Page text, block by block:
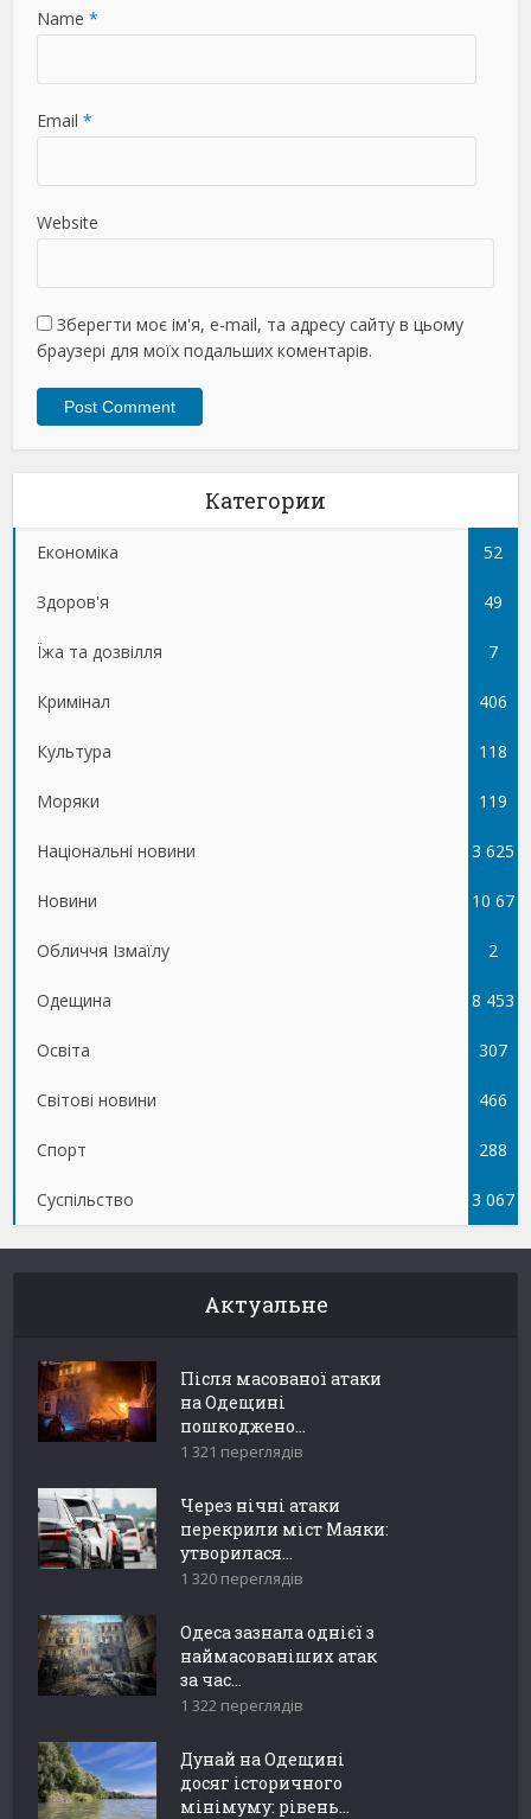
Name *
Email *
Website
Зберегти моє ім'я, e-mail, та адресу сайту в цьому
браузері для моїх подальших коментарів.
Категории
Економіка 52
Здоров'я 49
Їжа та дозвілля 7
Кримінал 406
Культура 118
Моряки 119
Національні новини 3 625
Новини 10 67
5
Обличчя Ізмаїлу 2
Одещина 8 453
Освіта 307
Світові новини 466
Спорт 288
Суспільство 3 067
Актуальне
Після масованої атаки
на Одещині
пошкоджено...
1 321 переглядів
Через нічні атаки
перекрили міст Маяки:
утворилася...
1 320 переглядів
Одеса зазнала однієї з
наймасованіших атак
за час...
1 322 переглядів
Дунай на Одещині
досяг історичного
мінімуму: рівень...